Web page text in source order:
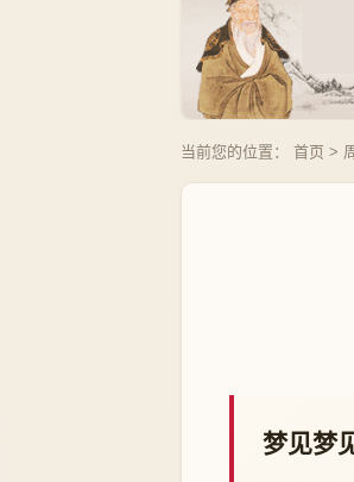
当前您的位置： 首页 >
梦见梦